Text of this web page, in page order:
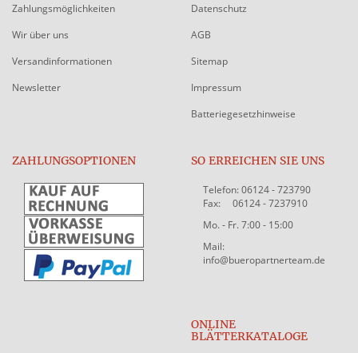
Zahlungsmöglichkeiten
Wir über uns
Versandinformationen
Newsletter
Datenschutz
AGB
Sitemap
Impressum
Batteriegesetzhinweise
ZAHLUNGSOPTIONEN SO ERREICHEN SIE UNS
Telefon: 06124 - 723790
Fax: 06124 - 7237910
Mo. - Fr. 7:00 - 15:00
Mail:
info@bueropartnerteam.de
ONLINE
BLÄTTERKATALOGE